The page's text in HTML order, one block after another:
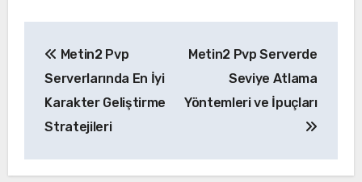
gezinmesi
Metin2 Pvp
Serverlarında En İyi
Karakter Geliştirme
Stratejileri
Metin2 Pvp Serverde
Seviye Atlama
Yöntemleri ve İpuçları